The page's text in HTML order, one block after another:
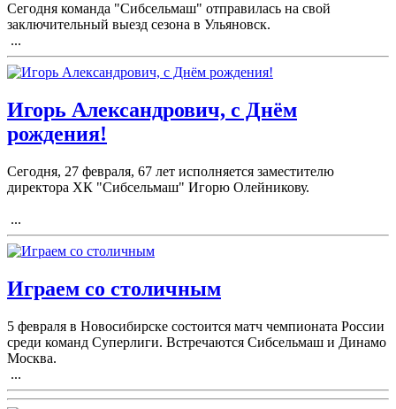
Сегодня команда "Сибсельмаш" отправилась на свой
заключительный выезд сезона в Ульяновск.
...
Игорь Александрович, с Днём
рождения!
Сегодня, 27 февраля, 67 лет исполняется заместителю
директора ХК "Сибсельмаш" Игорю Олейникову.
...
Играем со столичным
5 февраля в Новосибирске состоится матч чемпионата России
среди команд Суперлиги. Встречаются Сибсельмаш и Динамо
Москва.
...